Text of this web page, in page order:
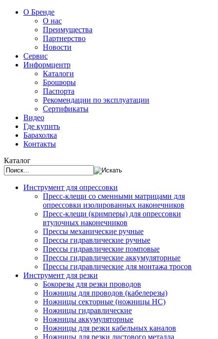
О Бренде
О нас
Преимущества
Партнерство
Новости
Сервис
Информцентр
Каталоги
Брошюры
Паспорта
Рекомендации по эксплуатации
Сертификаты
Видео
Где купить
Барахолка
Контакты
Каталог
Инструмент для опрессовки
Пресс-клещи со сменными матрицами для
опрессовки изолированных наконечников
Пресс-клещи (кримперы) для опрессовки
втулочных наконечников
Прессы механические ручные
Прессы гидравлические ручные
Прессы гидравлические помповые
Прессы гидравлические аккумуляторные
Прессы гидравлические для монтажа тросов
Инструмент для резки
Бокорезы для резки проводов
Ножницы для проводов (кабелерезы)
Ножницы секторные (ножницы НС)
Ножницы гидравлические
Ножницы аккумуляторные
Ножницы для резки кабельных каналов
Ножницы для резки листового металла